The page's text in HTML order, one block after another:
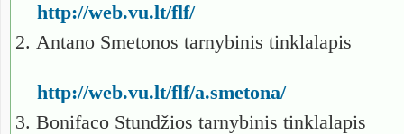
http://web.vu.lt/flf/
2. Antano Smetonos tarnybinis tinklalapis
http://web.vu.lt/flf/a.smetona/
3. Bonifaco Stundžios tarnybinis tinklalapis